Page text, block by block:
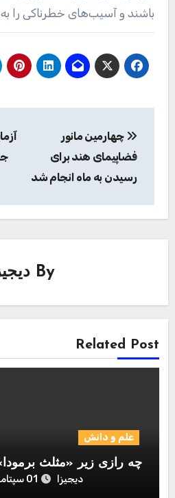
باشند و آسیب‌های خطرناکی را به
نوشته
چهارمین مانور
فضاپیمای هند برای
رسیدن به ماه انجام شد
By
Related Post
علم و دانش
چه رازی زیر «مثلث
دیجیزا 01 سپتامبر 2023